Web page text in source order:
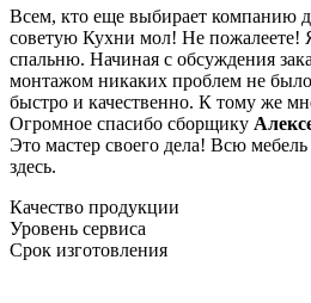
Всем, кто еще выбирает компанию
советую Кухни мол! Не пожалеете!
спальню. Начиная с обсуждения
монтажом никаких проблем не
быстро и качественно. К тому же
Огромное спасибо сборщику
Это мастер своего дела! Всю мебель
здесь.
Качество продукции
Уровень сервиса
Срок изготовления